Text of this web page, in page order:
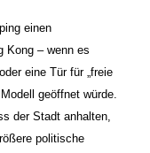
einen
Kong – wenn es
eine Tür für „freie
geöffnet würde.
der Stadt anhalten,
politische